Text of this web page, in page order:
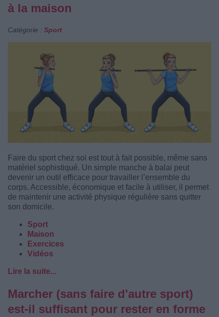
à la maison
Catégorie : Sport
Faire du sport chez soi est tout à fait possible, même sans
matériel sophistiqué. Un simple manche à balai peut
devenir un outil efficace pour travailler l’ensemble du
corps. Accessible, économique et facile à utiliser, il permet
de maintenir une activité physique régulière sans quitter
son domicile.
Sport
Maison
Exercices
Vidéos
Lire la suite...
Marcher (sans faire d'autre sport)
est-il suffisant pour rester en forme